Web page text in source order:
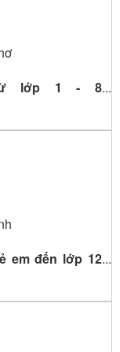
lớp 1 - 8...
em đến lớp 12...